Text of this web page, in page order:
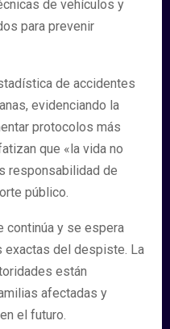
de vehículos y
para prevenir
de accidentes
evidenciando la
protocolos más
que «la vida no
responsabilidad de
público.
continúa y se espera
exactas del despiste. La
están
afectadas y
el futuro.